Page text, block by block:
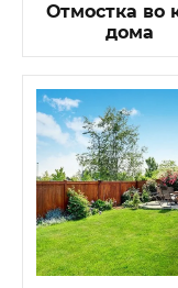
Отмостка во
дома